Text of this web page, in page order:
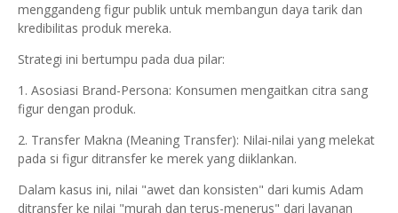
menggandeng figur publik untuk membangun daya tarik dan
kredibilitas produk mereka.
Strategi ini bertumpu pada dua pilar:
1. Asosiasi Brand-Persona: Konsumen mengaitkan citra sang
figur dengan produk.
2. Transfer Makna (Meaning Transfer): Nilai-nilai yang melekat
pada si figur ditransfer ke merek yang diiklankan.
Dalam kasus ini, nilai "awet dan konsisten" dari kumis Adam
ditransfer ke nilai "murah dan terus-menerus" dari layanan